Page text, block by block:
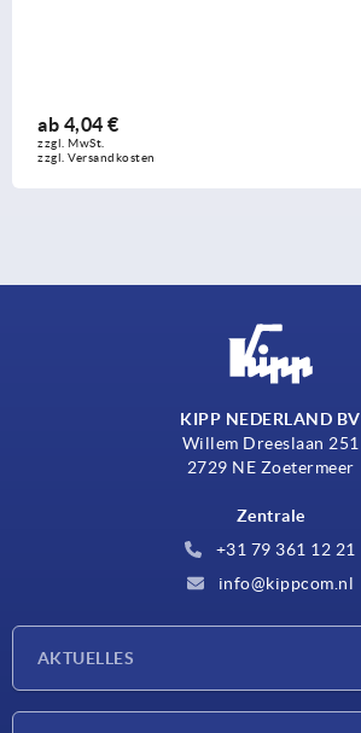
ab 4,04 €
zzgl. MwSt.
zzgl. Versandkosten
KIPP NEDERLAND BV
Willem Dreeslaan 251
2729 NE Zoetermeer
Zentrale
+31 79 361 12 21
info@kippcom.nl
AKTUELLES